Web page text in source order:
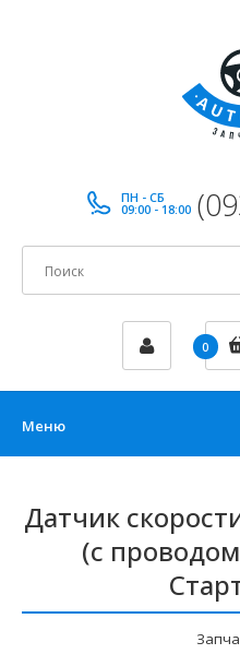
ПН - СБ
09:00 - 18:00
0
Меню
Датчик
(с